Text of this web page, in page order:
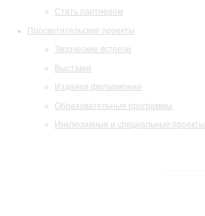
Стать партнером
Просветительские проекты
Творческие встречи
Выставки
Издания филармонии
Образовательные программы
Инклюзивные и специальные проекты